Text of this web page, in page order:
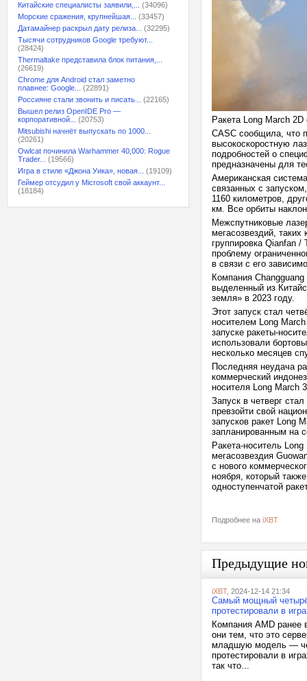
Китайские специалисты заявили,...
(34096)
Морские сражения, крупнейшая...
(33457)
Датамайнер раскрыл дату релиза...
(32295)
Тысячи сотрудников Google требуют...
(28424)
Thermaltake представила блок питания,...
(26619)
Chrome для Android стал заметно
плавнее: Google...
(22891)
Россияне стали звонить и писать...
(22165)
Вышел релиз OpenIDE Pro —
корпоративной...
(20753)
Mitsubishi начнёт выпускать по 1000...
(20261)
Owlcat починила Warhammer 40,000: Rogue
Trader...
(19566)
Игра в стиле «Джона Уика», новая...
(19109)
Геймер отсудил у Microsoft свой аккаунт...
(18184)
Ракета Long March
CASC сообщила, что
высокоскоростную
подробностей о
предназначены для
Американская
связанных с
1160 километров,
км. Все орбиты
Межспутниковые
мегасозвездий,
группировка Qianfan
проблему
в связи с его
Компания
выделенный из
земля» в 2023 году.
Этот запуск стал
носителем Long
запуске ракеты-
использовали
несколько месяцев
Последняя неудача
коммерческий
носителя Long March
Запуск в четверг
превзойти свой
запусков ракет Long
запланированным на
Ракета-носитель
мегасозвездия
с нового
ноября, который
одноступенчатой
Подробнее на iXBT
Предыдущие
iXBT, 2024-12-14 21:34
Самый мощный
протестировали в
Компания AMD ранее
они тем, что это
младшую модель —
протестировали в
так что...